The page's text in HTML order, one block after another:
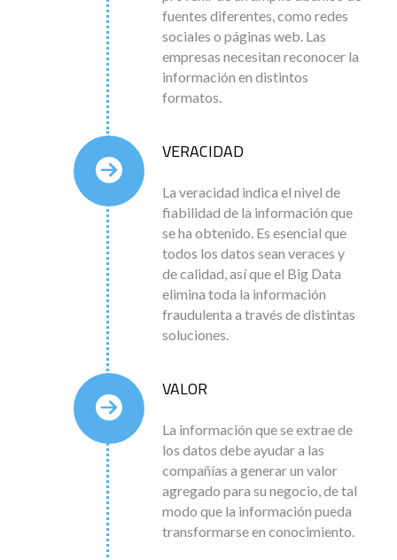
fuentes diferentes, como redes
sociales o páginas web. Las
empresas necesitan reconocer la
información en distintos
formatos.
VERACIDAD
La veracidad indica el nivel de
fiabilidad de la información que
se ha obtenido. Es esencial que
todos los datos sean veraces y
de calidad, así que el Big Data
elimina toda la información
fraudulenta a través de distintas
soluciones.
VALOR
La información que se extrae de
los datos debe ayudar a las
compañías a generar un valor
agregado para su negocio, de tal
modo que la información pueda
transformarse en conocimiento.